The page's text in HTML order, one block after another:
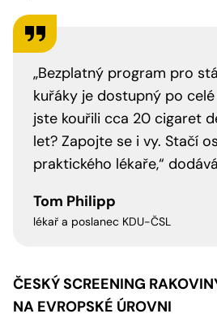
„Bezplatný program pro
kuřáky je dostupný po celé
jste kouřili cca 20 cigaret
let? Zapojte se i vy. Stačí
praktického lékaře,“ dodává
Tom Philipp
lékař a poslanec KDU-ČSL
ČESKÝ SCREENING
NA EVROPSKÉ ÚROVNI